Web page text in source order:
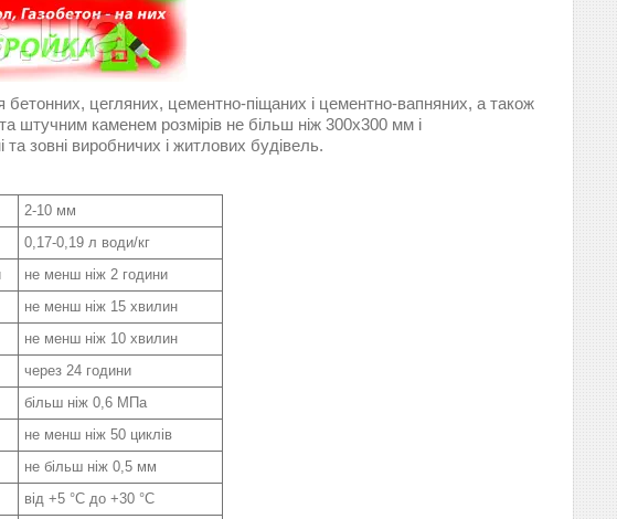
цегляних, цементно-піщаних і цементно-вапняних, а також
штучним каменем розмірів не більш ніж 300х300 мм і
зовні виробничих і житлових будівель.
2-10 мм
0,17-0,19 л води/кг
не менш ніж 2 години
не менш ніж 15 хвилин
не менш ніж 10 хвилин
через 24 години
більш ніж 0,6 МПа
не менш ніж 50 циклів
не більш ніж 0,5 мм
від +5 °C до +30 °C